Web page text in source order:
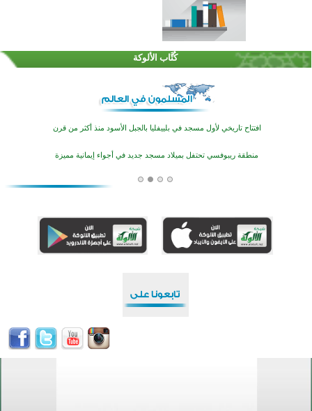
كُتَّاب الألوكة
اختتام الدورة التاسعة لمسابقة حفظ وتلاوة القرآن الكريم في أزناكاييف
تيسليتش تختتم برنامجا تعليميا لتعزيز القيم وبناء الشخصية للشباب المسلمين
اختتام منافسات قرآنية متميزة في بنغلاديش بمشاركة 3000 متسابق
افتتاح تاريخي لأول مسجد في بلييفليا بالجبل الأسود منذ أكثر من قرن
منطقة ريبوفسي تحتفل بميلاد مسجد جديد في أجواء إيمانية مميزة
أكبر مشروع إسلامي في ريف أستراليا يفتتح أبوابه بعد سنوات من العمل والعطاء
اختتام الدورة التاسعة لمسابقة حفظ وتلاوة القرآن الكريم في أزناكاييف